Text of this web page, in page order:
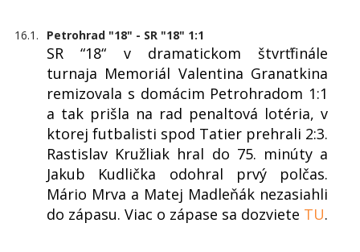
16.1. Petrohrad "18" - SR "18" 1:1
SR “18“ v dramatickom štvrťfinále
turnaja Memoriál Valentina Granatkina
remizovala s domácim Petrohradom 1:1
a tak prišla na rad penaltová lotéria, v
ktorej futbalisti spod Tatier prehrali 2:3.
Rastislav Kružliak hral do 75. minúty a
Jakub Kudlička odohral prvý polčas.
Mário Mrva a Matej Madleňák nezasiahli
do zápasu. Viac o zápase sa dozviete TU.